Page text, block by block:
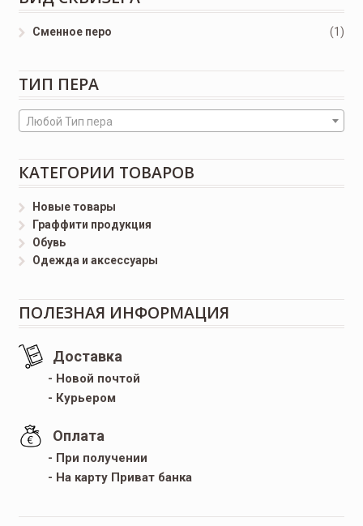
Сменное перо (1)
ТИП ПЕРА
Любой Тип пера
КАТЕГОРИИ ТОВАРОВ
Новые товары
Граффити продукция
Обувь
Одежда и аксессуары
ПОЛЕЗНАЯ ИНФОРМАЦИЯ
Доставка
- Новой почтой
- Курьером
Оплата
- При получении
- На карту Приват банка